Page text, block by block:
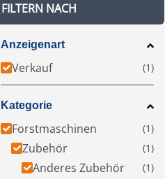
FILTERN NACH
Anzeigenart
Verkauf
Kategorie
Forstmaschinen
Zubehör
Anderes Zubehör